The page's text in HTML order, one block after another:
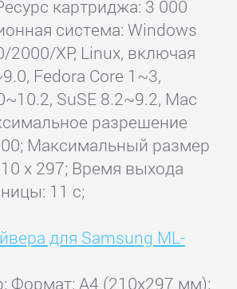
картриджа: 3 000
система: Windows
2000/XP, Linux, включая
Fedora Core 1~3,
SuSE 8.2~9.2, Mac
разрешение
Максимальный размер
x 297; Время выхода
11 с;
для Samsung ML-
Формат: A4 (210x297 мм);